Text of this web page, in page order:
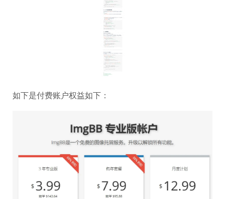
如下是付费账户权益如下：